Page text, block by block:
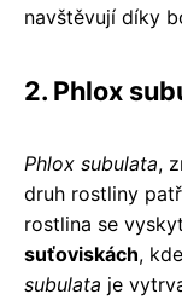
navštěvují díky
2. Phlox
Phlox subulata,
druh rostliny
rostlina se
suťoviskách,
subulata je